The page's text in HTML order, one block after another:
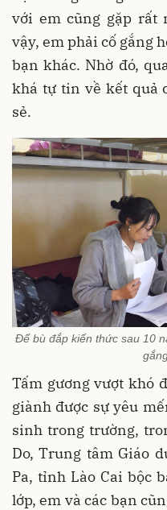
với em cũng gặp rất
vậy, em phải cố gắng
bạn khác. Nhờ đó,
khá tự tin về kết quả
sẻ.
Để bù đắp kiến thức sau 10
Tấm gương vượt khó
giành được sự yêu
sinh trong trường,
Do, Trung tâm Giáo
Pa, tỉnh Lào Cai bộc
lớp, em và các bạn